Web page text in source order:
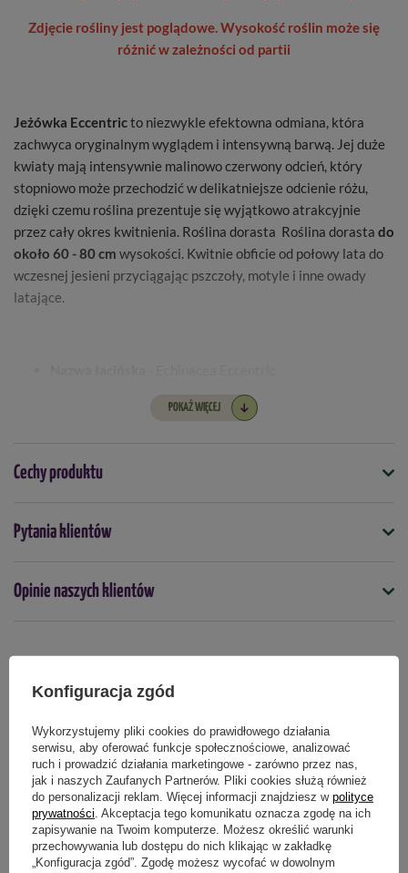
Zdjęcie rośliny jest poglądowe. Wysokość roślin może się
różnić w zależności od partii
Jeżówka Eccentricto niezwykle efektowna odmiana, która
zachwyca oryginalnym wyglądem i intensywną barwą. Jej duże
kwiaty mają intensywnie malinowo czerwony odcień, który
stopniowo może przechodzić w delikatniejsze odcienie różu,
dzięki czemu roślina prezentuje się wyjątkowo atrakcyjnie
przez cały okres kwitnienia. Roślina dorasta Roślina dorasta do
około 60 - 80 cm wysokości. Kwitnie obficie od połowy lata do
wczesnej jesieni przyciągając pszczoły, motyle i inne owady
latające.
Wysokość sadzonki -40 - 60 cm
Tempo wzrostu -
Stanowisko -słoneczne, półcień
Mrozoodporność -wysoka
Zastosowanie -w ogrodach, rabatach, donicach
Sadzonka sprzedawana jest w doniczce C1,5 o pojemności 1,5
litrów.
Wysokość sprzedawanej rośliny to około 40 - 60 cm.
POKAŻ WIĘCEJ
Cechy produktu
Symbol
5903772179910
80
różowy Czerwony
Mrozoodporność
Stanowisko
słoneczne półcieniste
Termin sadzenia
wiosna jesień kwiecień maj czerwiec wrzesień październik
Zastosowanie
Pytania klientów
Opinie naszych klientów
Produkty powiązane
Konfiguracja zgód
Wykorzystujemy pliki cookies do prawidłowego działania
serwisu, aby oferować funkcje społecznościowe, analizować
ruch i prowadzić działania marketingowe - zarówno przez nas,
jak i naszych Zaufanych Partnerów. Pliki cookies służą również
do personalizacji reklam. Więcej informacji znajdziesz w polityce
prywatności . Akceptacja tego komunikatu oznacza zgodę na ich
zapisywanie na Twoim komputerze. Możesz określić warunki
przechowywania lub dostępu do nich klikając w zakładkę
„Konfiguracja zgód”. Zgodę możesz wycofać w dowolnym